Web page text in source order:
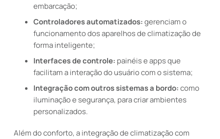
embarcação;
Controladores automatizados:gerenciam o
funcionamento dos aparelhos de climatização de
forma inteligente;
Interfaces de controle: painéis e apps que
facilitam a interação do usuário com o sistema;
Integração com outros sistemas a bordo:como
iluminação e segurança, para criar ambientes
personalizados.
Além do conforto, a integração de climatização com